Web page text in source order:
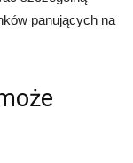
panujących na